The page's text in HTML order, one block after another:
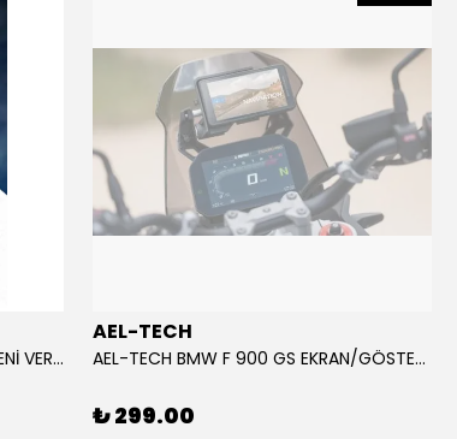
10 MM RENKLİ ALARMLI DİSK KİLİDİ YENİ VERSİYON
AEL-TECH
AEL-TECH BMW F 900 GS EKRAN/GÖSTERGE KORUYUCU 2024-2025
₺ 299.00